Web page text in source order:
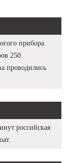
прибора
250
проводились
российская